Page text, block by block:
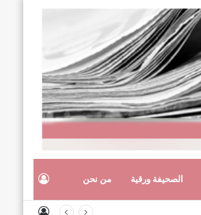
الصحيفة ورقية من نحن